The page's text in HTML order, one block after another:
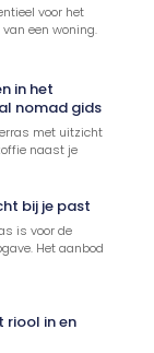
voor het
een woning.
in het
nomad gids
met uitzicht
naast je
bij je past
is voor de
Het aanbod
riool in en